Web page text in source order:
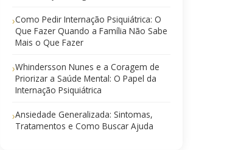
›Como Pedir Internação Psiquiátrica: O
Que Fazer Quando a Família Não Sabe
Mais o Que Fazer
›Whindersson Nunes e a Coragem de
Priorizar a Saúde Mental: O Papel da
Internação Psiquiátrica
›Ansiedade Generalizada: Sintomas,
Tratamentos e Como Buscar Ajuda